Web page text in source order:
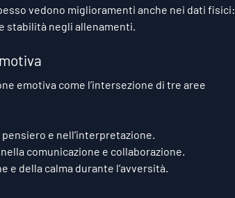
vedono miglioramenti anche nei dati fisici:
stabilità negli allenamenti.
emotiva come l’intersezione di tre aree
e nell’interpretazione.
comunicazione e collaborazione.
e della calma durante l’avversità.